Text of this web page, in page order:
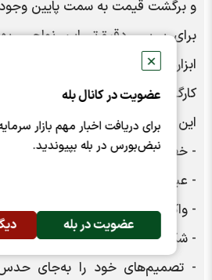
✕
عضویت در کانال بله
برای دریافت اخبار مهم بازار
نبض‌بورس در بله بپیوندید.
عضویت در بله
و برگشت قیمت به سمت پایین وجود
برای بررسی دقیق‌تر این نواحی،
ابزارهای آنلاین ترسیم
کارگزاری‌ها این ابزار را رایگان در
این ابزارها کمک می‌کنند معامله‌گر:
- خطوط حمایت و مقاومت را روی
- عبور قیمت از سطوح مهم را پیگیری
- واکنش قیمت به نواحی کلیدی را
- شکست‌ها، پولبک‌ها و تغییر روندها
- تصمیم‌های خود را به‌جای